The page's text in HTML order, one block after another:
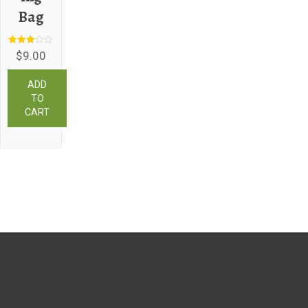
Bag
Rated
3.00
out of 5
$9.00
ADD
TO
CART